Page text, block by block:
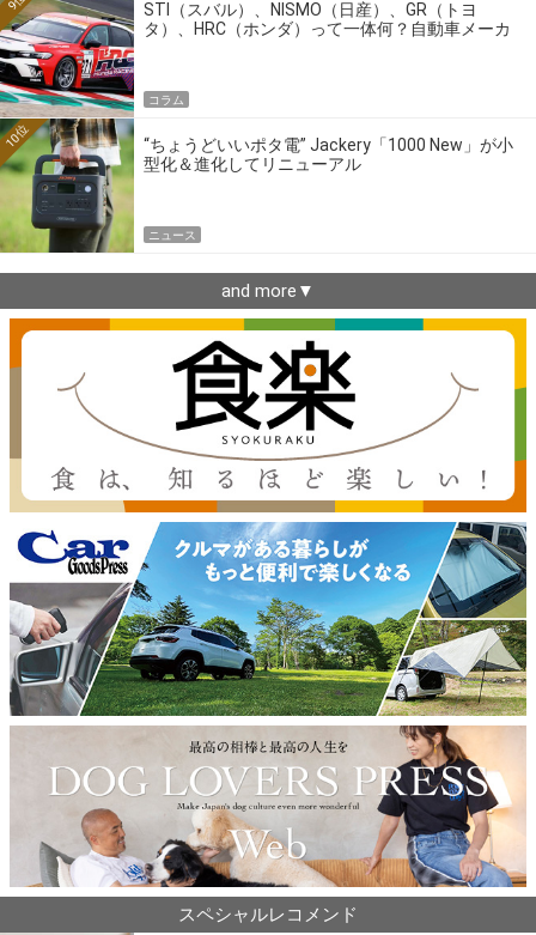
STI（スバル）、NISMO（日産）、GR（トヨ
タ）、HRC（ホンダ）って一体何？自動車メーカ
コラム
“ちょうどいいポタ電” Jackery「1000 New」が小
型化＆進化してリニューアル
10位
ニュース
and more▼
スペシャルレコメンド